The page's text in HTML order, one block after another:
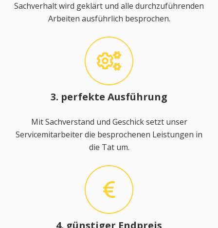
Sachverhalt wird geklärt und alle durchzuführenden
Arbeiten ausführlich besprochen.
3. perfekte Ausführung
Mit Sachverstand und Geschick setzt unser
Servicemitarbeiter die besprochenen Leistungen in
die Tat um.
4. günstiger Endpreis